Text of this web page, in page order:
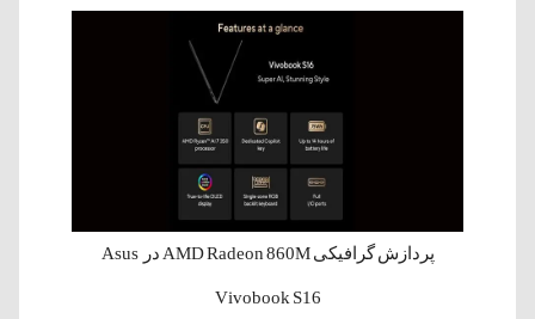
پردازش گرافیکی AMD Radeon 860M در Asus
Vivobook S16